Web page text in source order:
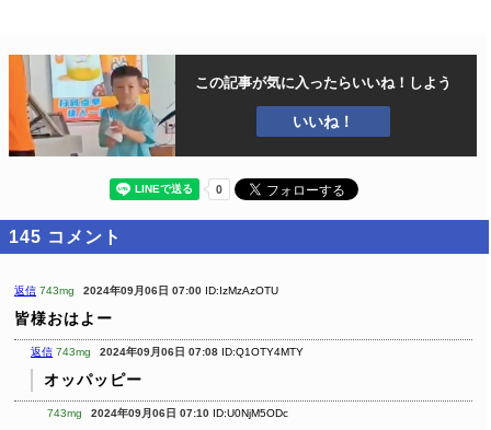
この記事が気に入ったらいいね！しよう
いいね！
145 コメント
返信 743mg 2024年09月06日 07:00 ID:IzMzAzOTU
皆様おはよー
返信 743mg 2024年09月06日 07:08 ID:Q1OTY4MTY
オッパッピー
743mg 2024年09月06日 07:10 ID:U0NjM5ODc